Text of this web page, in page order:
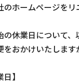
のホームページを
の休業日について、
おかけいたします
】